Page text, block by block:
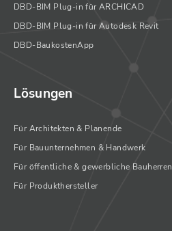
DBD-BIM Plug-in für ARCHICAD
DBD-BIM Plug-in für Autodesk Revit
DBD-BaukostenApp
Lösungen
Für Architekten & Planende
Für Bauunternehmen & Handwerk
Für öffentliche & gewerbliche Bauherren
Für Produkthersteller